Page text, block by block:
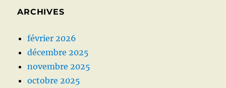
ARCHIVES
février 2026
décembre 2025
novembre 2025
octobre 2025